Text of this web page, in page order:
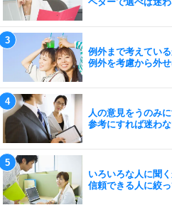
例外まで考えている
例外を考慮から外せ
人の意見をうのみ
参考にすれば迷わな
いろいろな人に聞く
信頼できる人に絞